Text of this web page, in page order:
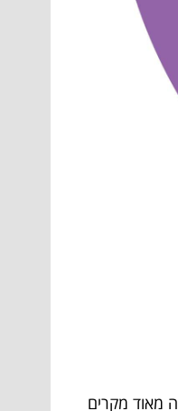
מאוד מקרים